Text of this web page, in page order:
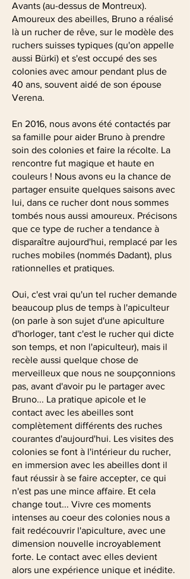
Avants (au-dessus de Montreux).
Amoureux des abeilles, Bruno a réalisé
là un rucher de rêve, sur le modèle des
ruchers suisses typiques (qu'on appelle
aussi Bürki) et s'est occupé des ses
colonies avec amour pendant plus de
40 ans, souvent aidé de son épouse
Verena.
En 2016, nous avons été contactés par
sa famille pour aider Bruno à prendre
soin des colonies et faire la récolte. La
rencontre fut magique et haute en
couleurs ! Nous avons eu la chance de
partager ensuite quelques saisons avec
lui, dans ce rucher dont nous sommes
tombés nous aussi amoureux. Précisons
que ce type de rucher a tendance à
disparaître aujourd'hui, remplacé par les
ruches mobiles (nommés Dadant), plus
rationnelles et pratiques.
Oui, c'est vrai qu'un tel rucher demande
beaucoup plus de temps à l'apiculteur
(on parle à son sujet d'une apiculture
d'horloger, tant c'est le rucher qui dicte
son temps, et non l'apiculteur), mais il
recèle aussi quelque chose de
merveilleux que nous ne soupçonnions
pas, avant d'avoir pu le partager avec
Bruno... La pratique apicole et le
contact avec les abeilles sont
complètement différents des ruches
courantes d'aujourd'hui. Les visites des
colonies se font à l'intérieur du rucher,
en immersion avec les abeilles dont il
faut réussir à se faire accepter, ce qui
n'est pas une mince affaire. Et cela
change tout... Vivre ces moments
intenses au coeur des colonies nous a
fait redécouvrir l'apiculture, avec une
dimension nouvelle incroyablement
forte. Le contact avec elles devient
alors une expérience unique et inédite.